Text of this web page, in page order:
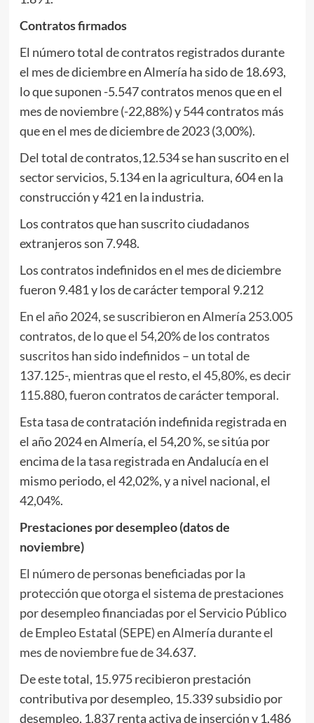
Contratos firmados
El número total de contratos registrados durante
el mes de diciembre en Almería ha sido de 18.693,
lo que suponen -5.547 contratos menos que en el
mes de noviembre (-22,88%) y 544 contratos más
que en el mes de diciembre de 2023 (3,00%).
Del total de contratos,12.534 se han suscrito en el
sector servicios, 5.134 en la agricultura, 604 en la
construcción y 421 en la industria.
Los contratos que han suscrito ciudadanos
extranjeros son 7.948.
Los contratos indefinidos en el mes de diciembre
fueron 9.481 y los de carácter temporal 9.212
En el año 2024, se suscribieron en Almería 253.005
contratos, de lo que el 54,20% de los contratos
suscritos han sido indefinidos – un total de
137.125-, mientras que el resto, el 45,80%, es decir
115.880, fueron contratos de carácter temporal.
Esta tasa de contratación indefinida registrada en
el año 2024 en Almería, el 54,20 %, se sitúa por
encima de la tasa registrada en Andalucía en el
mismo periodo, el 42,02%, y a nivel nacional, el
42,04%.
Prestaciones por desempleo (datos de
noviembre)
El número de personas beneficiadas por la
protección que otorga el sistema de prestaciones
por desempleo financiadas por el Servicio Público
de Empleo Estatal (SEPE) en Almería durante el
mes de noviembre fue de34.637.
De este total, 15.975 recibieron prestación
contributiva por desempleo, 15.339 subsidio por
desempleo, 1.837 renta activa de inserción y 1.486